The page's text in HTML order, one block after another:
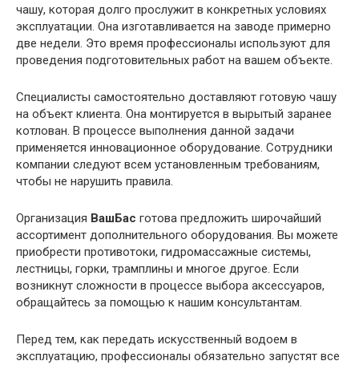
чашу, которая долго прослужит в конкретных условиях
эксплуатации. Она изготавливается на заводе примерно
две недели. Это время профессионалы используют для
проведения подготовительных работ на вашем объекте.
Специалисты самостоятельно доставляют готовую чашу
на объект клиента. Она монтируется в вырытый заранее
котлован. В процессе выполнения данной задачи
применяется инновационное оборудование. Сотрудники
компании следуют всем установленным требованиям,
чтобы не нарушить правила.
Организация ВашБас готова предложить широчайший
ассортимент дополнительного оборудования. Вы можете
приобрести противотоки, гидромассажные системы,
лестницы, горки, трамплины и многое другое. Если
возникнут сложности в процессе выбора аксессуаров,
обращайтесь за помощью к нашим консультантам.
Перед тем, как передать искусственный водоем в
эксплуатацию, профессионалы обязательно запустят все